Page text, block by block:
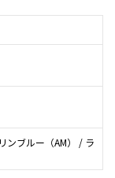
ンブルー（AM） / ラ